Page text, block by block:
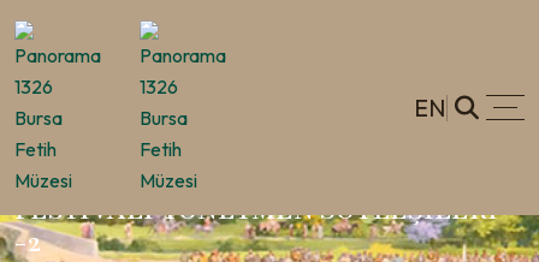
EN
2. BURSA ALTIN ÇINAR FİLM
FESTİVALİ YÖNETMEN SÖYLEŞİLERİ
-2